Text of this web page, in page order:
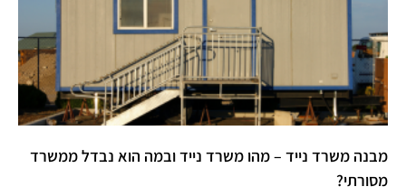
מבנה משרד נייד – מהו משרד נייד ובמה הוא נבדל ממשרד
מסורתי?